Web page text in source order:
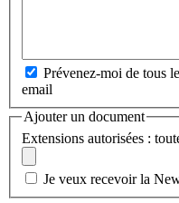
Prévenez-moi de tous
email
Ajouter un document
Extensions autorisées :
Je veux recevoir la